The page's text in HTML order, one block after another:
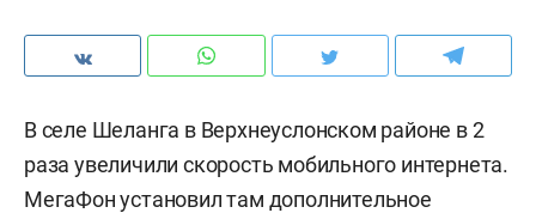
В селе Шеланга в Верхнеуслонском районе в 2
раза увеличили скорость мобильного интернета.
МегаФонустановил там дополнительное